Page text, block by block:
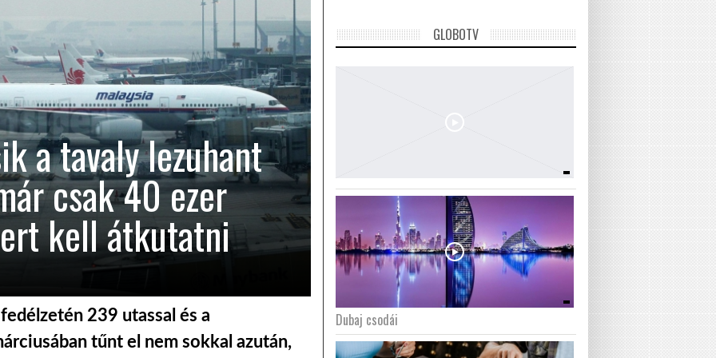
a tavaly lezuhant
csak 40 ezer
kell átkutatni
239 utassal és a
tűnt el nem sokkal azután,
GLOBOTV
Dubaj csodái